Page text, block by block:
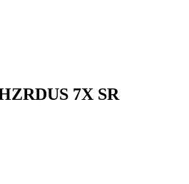
7X SR